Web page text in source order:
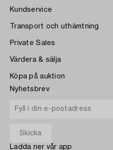
Kundservice
Transport och uthämtning
Private Sales
Värdera & sälja
Köpa på auktion
Nyhetsbrev
Ladda ner vår app